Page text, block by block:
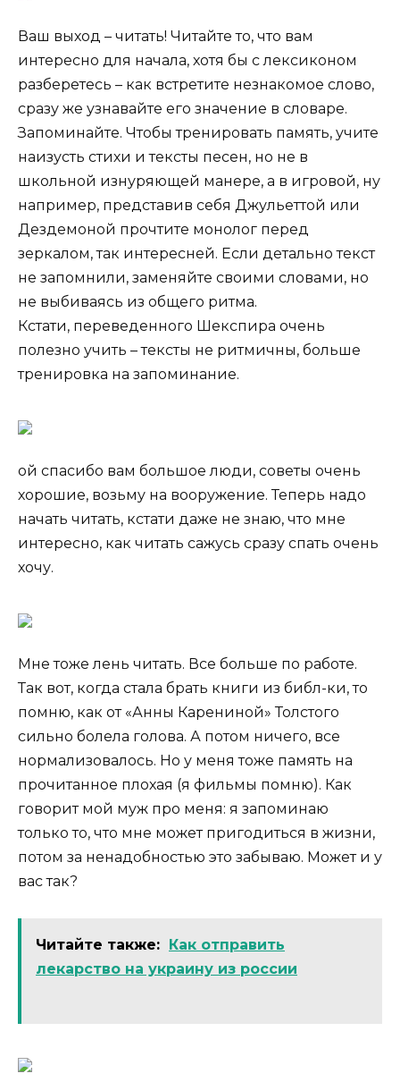
Ваш выход – читать! Читайте то, что вам
интересно для начала, хотя бы с лексиконом
разберетесь – как встретите незнакомое слово,
сразу же узнавайте его значение в словаре.
Запоминайте. Чтобы тренировать память, учите
наизусть стихи и тексты песен, но не в
школьной изнуряющей манере, а в игровой, ну
например, представив себя Джульеттой или
Дездемоной прочтите монолог перед
зеркалом, так интересней. Если детально текст
не запомнили, заменяйте своими словами, но
не выбиваясь из общего ритма.
Кстати, переведенного Шекспира очень
полезно учить – тексты не ритмичны, больше
тренировка на запоминание.
ой спасибо вам большое люди, советы очень
хорошие, возьму на вооружение. Теперь надо
начать читать, кстати даже не знаю, что мне
интересно, как читать сажусь сразу спать очень
хочу.
Мне тоже лень читать. Все больше по работе.
Так вот, когда стала брать книги из библ-ки, то
помню, как от «Анны Карениной» Толстого
сильно болела голова. А потом ничего, все
нормализовалось. Но у меня тоже память на
прочитанное плохая (я фильмы помню). Как
говорит мой муж про меня: я запоминаю
только то, что мне может пригодиться в жизни,
потом за ненадобностью это забываю. Может и у
вас так?
Читайте также: Как отправить
лекарство на украину из россии